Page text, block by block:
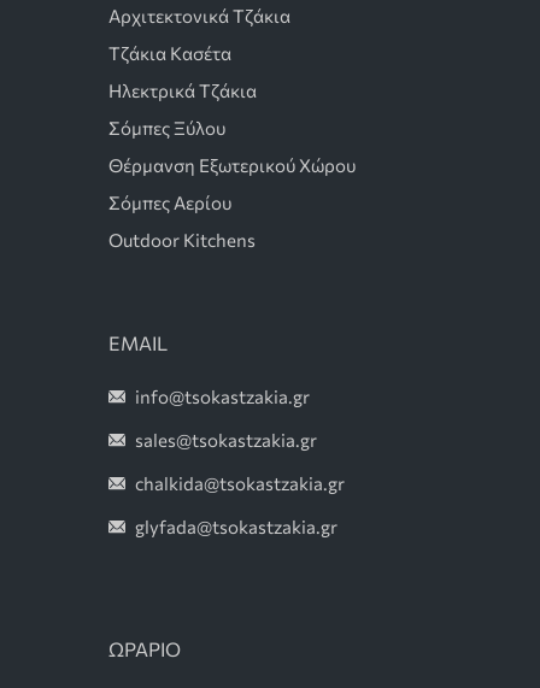
Αρχιτεκτονικά Τζάκια
Τζάκια Κασέτα
Ηλεκτρικά Τζάκια
Σόμπες Ξύλου
Θέρμανση Εξωτερικού Χώρου
Σόμπες Αερίου
Outdoor Kitchens
EMAIL
info@tsokastzakia.gr
sales@tsokastzakia.gr
chalkida@tsokastzakia.gr
glyfada@tsokastzakia.gr
ΩΡΑΡΙΟ